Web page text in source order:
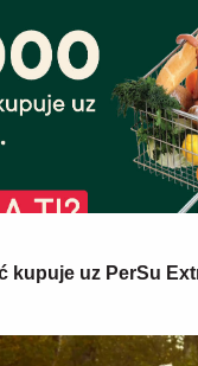
kupuje uz PerSu